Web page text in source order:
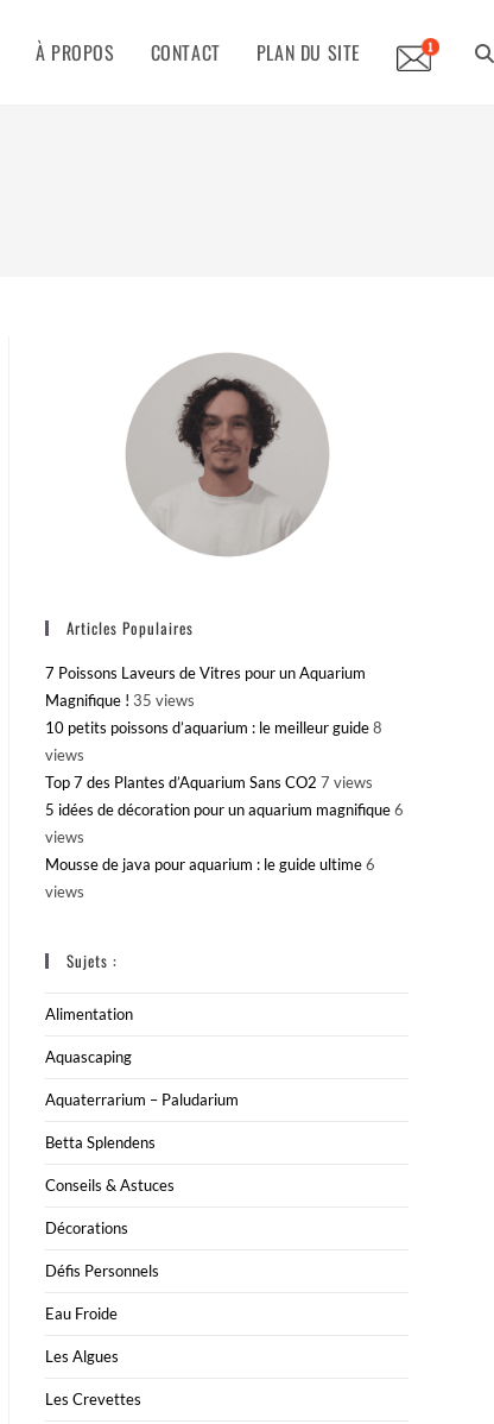
À PROPOS CONTACT PLAN DU SITE
Articles Populaires
7 Poissons Laveurs de Vitres pour un Aquarium
Magnifique ! 35 views
10 petits poissons d’aquarium : le meilleur guide8
views
Top 7 des Plantes d’Aquarium Sans CO2 7 views
5 idées de décoration pour un aquarium magnifique6
views
Mousse de java pour aquarium : le guide ultime6
views
Sujets :
Alimentation
Aquascaping
Aquaterrarium – Paludarium
Betta Splendens
Conseils & Astuces
Décorations
Défis Personnels
Eau Froide
Les Algues
Les Crevettes